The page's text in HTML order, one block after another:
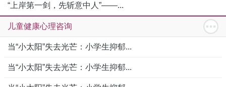
“上岸第一剑，先斩意中人”——...
儿童健康心理咨询
当“小太阳”失去光芒：小学生抑郁...
当“小太阳”失去光芒：小学生抑郁...